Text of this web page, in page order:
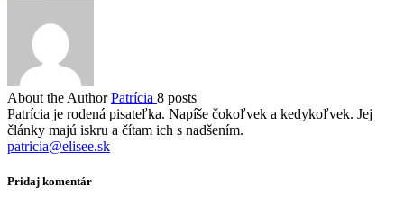
About the Author Patrícia 8 posts
Patrícia je rodená pisateľka. Napíše čokoľvek a kedykoľvek. Jej
články majú iskru a čítam ich s nadšením.
patricia@elisee.sk
Pridaj komentár